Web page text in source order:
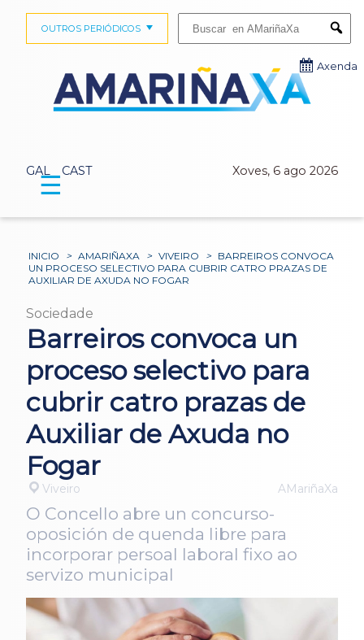
GAL CAST Xoves, 6 ago 2026
OUTROS PERIÓDICOS
Axenda
☰
INICIO > AMARIÑAXA > VIVEIRO > BARREIROS CONVOCA
UN PROCESO SELECTIVO PARA CUBRIR CATRO PRAZAS DE
AUXILIAR DE AXUDA NO FOGAR
Sociedade
Barreiros convoca un
proceso selectivo para
cubrir catro prazas de
Auxiliar de Axuda no
Fogar
Viveiro AMariñaXa
O Concello abre un concurso-
oposición de quenda libre para
incorporar persoal laboral fixo ao
servizo municipal